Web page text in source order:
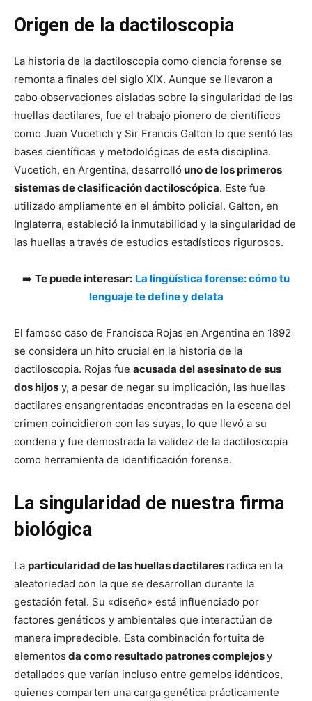
Origen de la dactiloscopia
La historia de la dactiloscopia como ciencia forense se
remonta a finales del siglo XIX. Aunque se llevaron a
cabo observaciones aisladas sobre la singularidad de las
huellas dactilares, fue el trabajo pionero de científicos
como Juan Vucetich y Sir Francis Galton lo que sentó las
bases científicas y metodológicas de esta disciplina.
Vucetich, en Argentina, desarrolló uno de los primeros
sistemas de clasificación dactiloscópica. Este fue
utilizado ampliamente en el ámbito policial. Galton, en
Inglaterra, estableció la inmutabilidad y la singularidad de
las huellas a través de estudios estadísticos rigurosos.
➡️ Te puede interesar: La lingüística forense: cómo tu
lenguaje te define y delata
El famoso caso de Francisca Rojas en Argentina en 1892
se considera un hito crucial en la historia de la
dactiloscopia. Rojas fue acusada del asesinato de sus
dos hijos y, a pesar de negar su implicación, las huellas
dactilares ensangrentadas encontradas en la escena del
crimen coincidieron con las suyas, lo que llevó a su
condena y fue demostrada la validez de la dactiloscopia
como herramienta de identificación forense.
La singularidad de nuestra firma
biológica
La particularidad de las huellas dactilares radica en la
aleatoriedad con la que se desarrollan durante la
gestación fetal. Su «diseño» está influenciado por
factores genéticos y ambientales que interactúan de
manera impredecible. Esta combinación fortuita de
elementos da como resultado patrones complejosy
detallados que varían incluso entre gemelos idénticos,
quienes comparten una carga genética prácticamente